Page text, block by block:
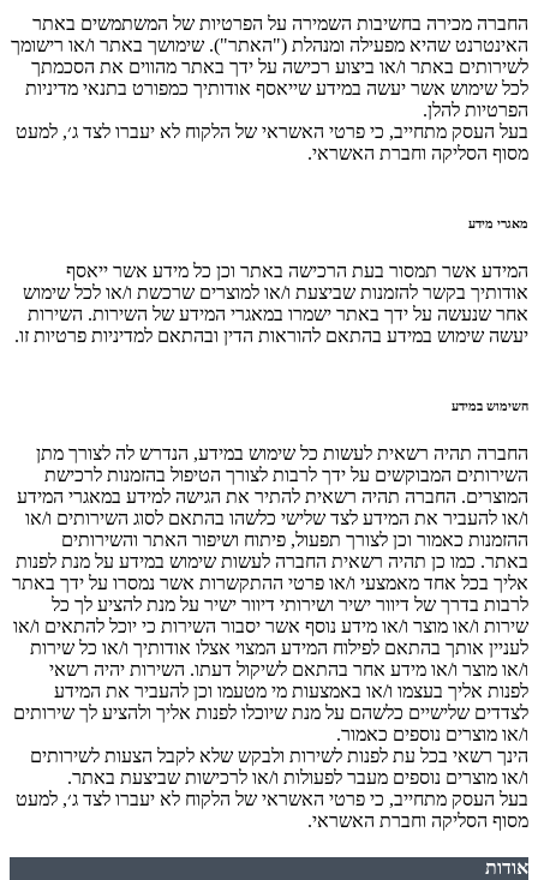
החברה מכירה בחשיבות השמירה על הפרטיות של המשתמשים באתר
האינטרנט שהיא מפעילה ומנהלת ("האתר"). שימושך באתר ו/או רישומך
לשירותים באתר ו/או ביצוע רכישה על ידך באתר מהווים את הסכמתך
לכל שימוש אשר יעשה במידע שייאסף אודותיך כמפורט בתנאי מדיניות
הפרטיות להלן.
בעל העסק מתחייב, כי פרטי האשראי של הלקוח לא יעברו לצד ג׳, למעט
מסוף הסליקה וחברת האשראי.
מאגרי מידע
המידע אשר תמסור בעת הרכישה באתר וכן כל מידע אשר ייאסף
אודותיך בקשר להזמנות שביצעת ו/או למוצרים שרכשת ו/או לכל שימוש
אחר שנעשה על ידך באתר ישמרו במאגרי המידע של השירות. השירות
יעשה שימוש במידע בהתאם להוראות הדין ובהתאם למדיניות פרטיות זו.
השימוש במידע
החברה תהיה רשאית לעשות כל שימוש במידע, הנדרש לה לצורך מתן
השירותים המבוקשים על ידך לרבות לצורך הטיפול בהזמנות לרכישת
המוצרים. החברה תהיה רשאית להתיר את הגישה למידע במאגרי המידע
ו/או להעביר את המידע לצד שלישי כלשהו בהתאם לסוג השירותים ו/או
ההזמנות כאמור וכן לצורך תפעול, פיתוח ושיפור האתר והשירותים
באתר. כמו כן תהיה רשאית החברה לעשות שימוש במידע על מנת לפנות
אליך בכל אחד מאמצעי ו/או פרטי ההתקשרות אשר נמסרו על ידך באתר
לרבות בדרך של דיוור ישיר ושירותי דיוור ישיר על מנת להציע לך כל
שירות ו/או מוצר ו/או מידע נוסף אשר יסבור השירות כי יוכל להתאים ו/או
לעניין אותך בהתאם לפילוח המידע המצוי אצלו אודותיך ו/או כל שירות
ו/או מוצר ו/או מידע אחר בהתאם לשיקול דעתו. השירות יהיה רשאי
לפנות אליך בעצמו ו/או באמצעות מי מטעמו וכן להעביר את המידע
לצדדים שלישיים כלשהם על מנת שיוכלו לפנות אליך ולהציע לך שירותים
ו/או מוצרים נוספים כאמור.
הינך רשאי בכל עת לפנות לשירות ולבקש שלא לקבל הצעות לשירותים
ו/או מוצרים נוספים מעבר לפעולות ו/או לרכישות שביצעת באתר.
בעל העסק מתחייב, כי פרטי האשראי של הלקוח לא יעברו לצד ג׳, למעט
מסוף הסליקה וחברת האשראי.
אודות